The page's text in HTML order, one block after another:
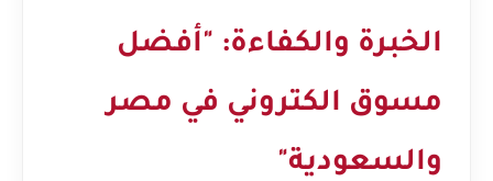
الخبرة والكفاءة: "أفضل
مسوق الكتروني في مصر
والسعودية"